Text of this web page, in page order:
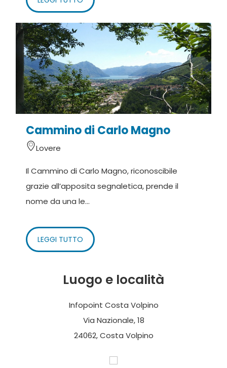
Cammino di Carlo Magno
Lovere
Il Cammino di Carlo Magno, riconoscibile
grazie all’apposita segnaletica, prende il
nome da una le...
LEGGI TUTTO
Luogo e località
Infopoint Costa Volpino
Via Nazionale, 18
24062, Costa Volpino